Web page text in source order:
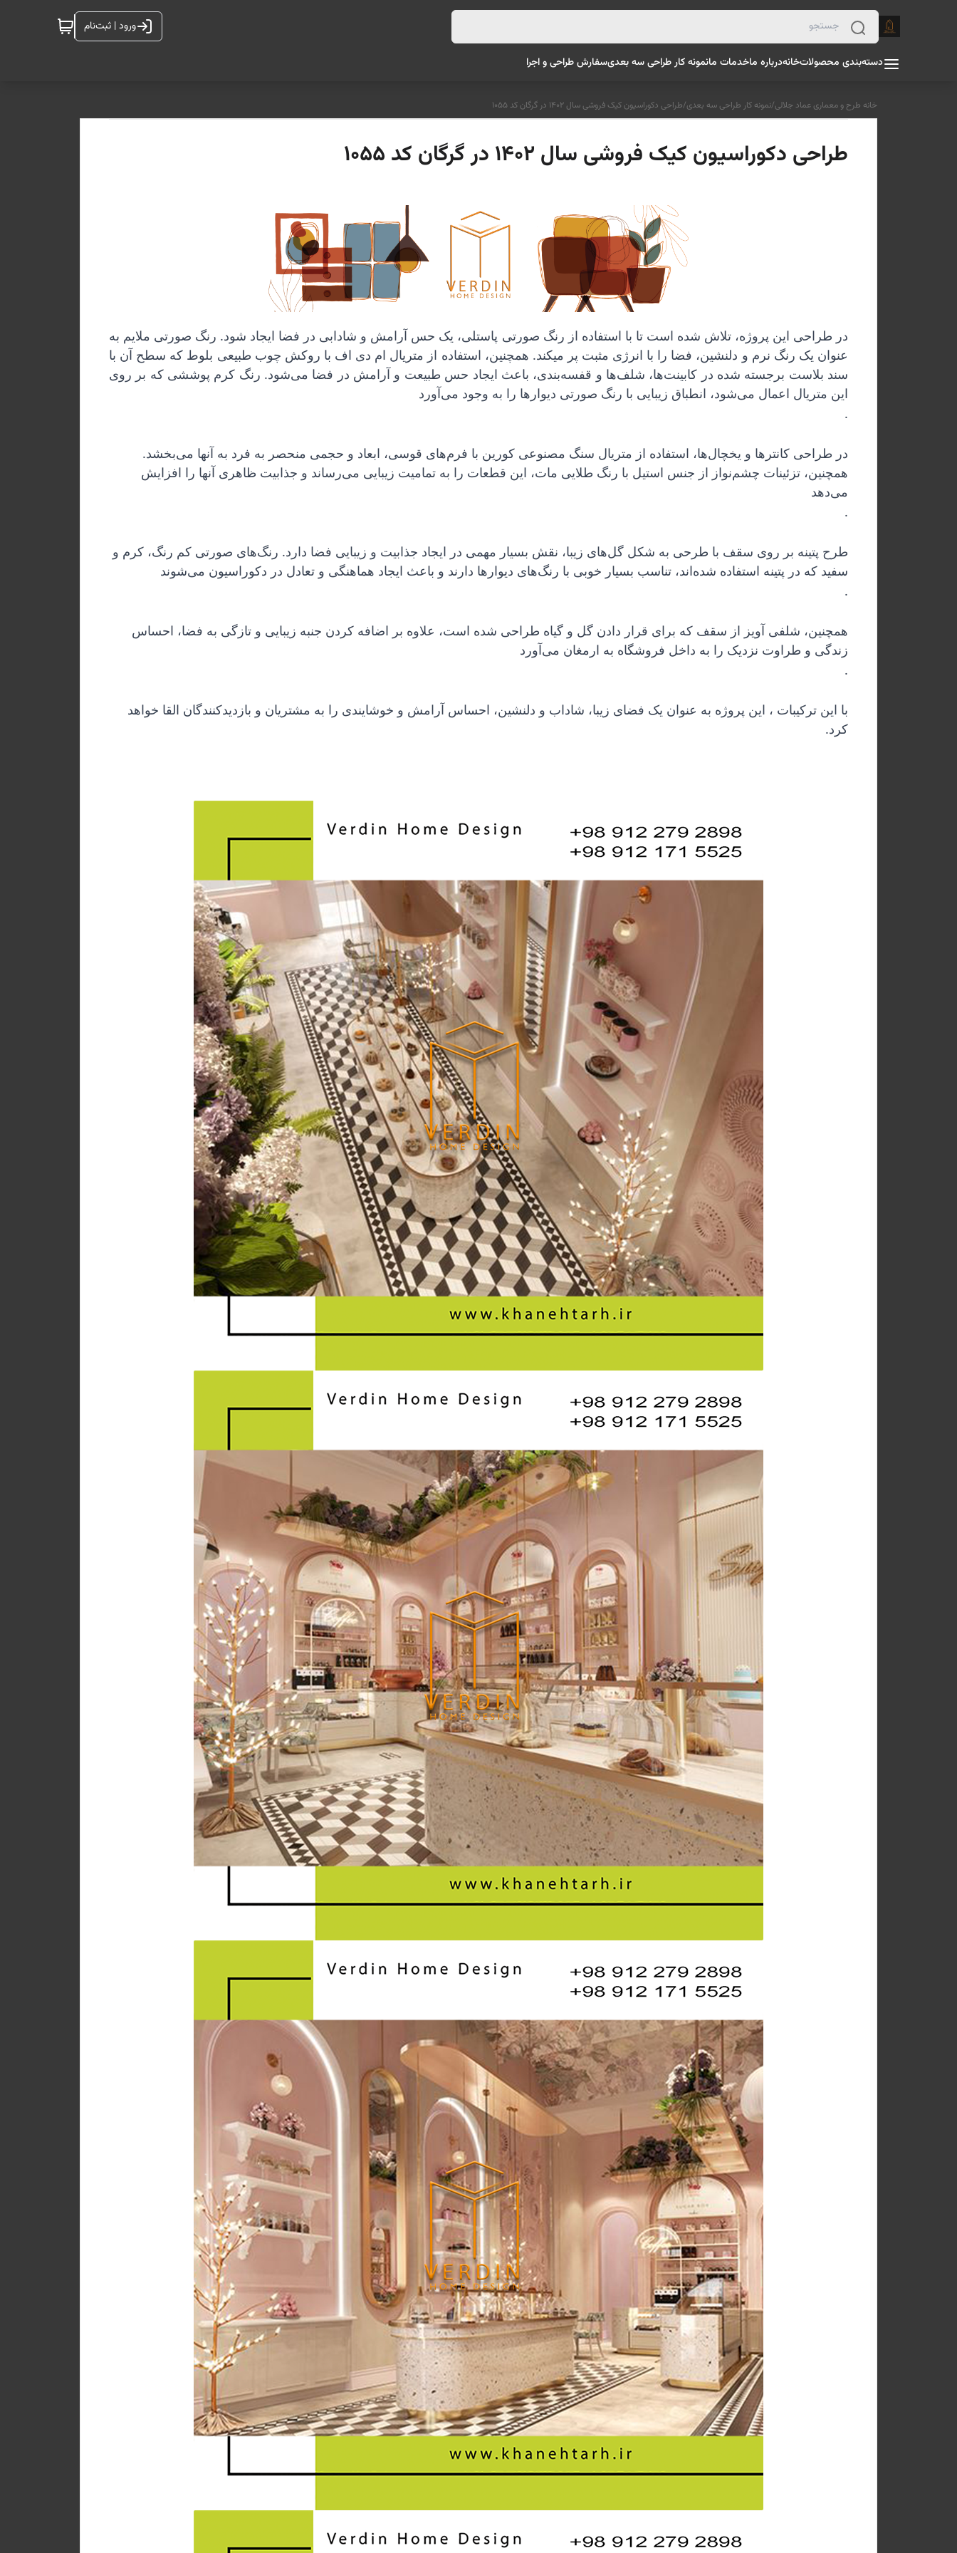
ورود | ثبت‌نام
دسته‌بندی محصولاتخانهدرباره ماخدمات مانمونه کار طراحی سه بعدیسفارش طراحی و اجرا
خانه طرح و معماری عماد جلالی/نمونه کار طراحی سه بعدی/طراحی دکوراسیون کیک فروشی سال 1402 در گرگان کد 1055
طراحی دکوراسیون کیک فروشی سال 1402 در گرگان کد 1055
در طراحی این پروژه، تلاش شده است تا با استفاده از رنگ صورتی پاستلی، یک حس آرامش و شادابی در فضا ایجاد شود. رنگ صورتی ملایم به
عنوان یک رنگ نرم و دلنشین، فضا را با انرژی مثبت پر میکند. همچنین، استفاده از متریال ام دی اف با روکش چوب طبیعی بلوط که سطح آن با
سند بلاست برجسته شده در کابینت‌ها، شلف‌ها و قفسه‌بندی، باعث ایجاد حس طبیعت و آرامش در فضا می‌شود. رنگ کرم پوششی که بر روی
این متریال اعمال می‌شود، انطباق زیبایی با رنگ صورتی دیوارها را به وجود می‌آورد
.
می‌دهد
.
سفید که در پتینه استفاده شده‌اند، تناسب بسیار خوبی با رنگ‌های دیوارها دارند و باعث ایجاد هماهنگی و تعادل در دکوراسیون می‌شوند
.
زندگی و طراوت نزدیک را به داخل فروشگاه به ارمغان می‌آورد
.
کرد.